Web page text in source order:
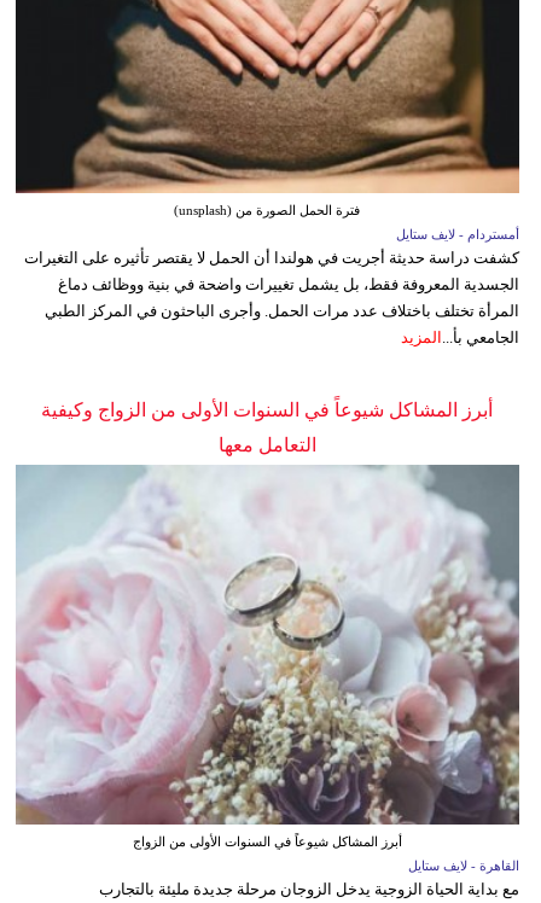
فترة الحمل الصورة من (unsplash)
أمستردام - لايف ستايل
كشفت دراسة حديثة أجريت في هولندا أن الحمل لا يقتصر تأثيره على التغيرات
الجسدية المعروفة فقط، بل يشمل تغييرات واضحة في بنية ووظائف دماغ
المرأة تختلف باختلاف عدد مرات الحمل. وأجرى الباحثون في المركز الطبي
الجامعي بأ... المزيد
أبرز المشاكل شيوعاً في السنوات الأولى من الزواج وكيفية
التعامل معها
أبرز المشاكل شيوعاً في السنوات الأولى من الزواج
القاهرة - لايف ستايل
مع بداية الحياة الزوجية يدخل الزوجان مرحلة جديدة مليئة بالتجارب